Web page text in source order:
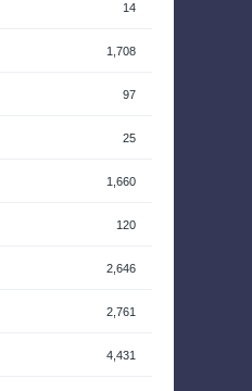
14
1,708
97
25
1,660
120
2,646
2,761
4,431